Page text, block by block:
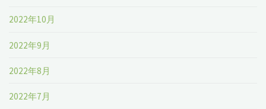
2022年10月
2022年9月
2022年8月
2022年7月